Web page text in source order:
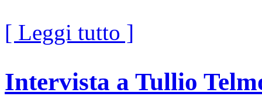
[ Leggi tutto ]
Intervista a Tullio